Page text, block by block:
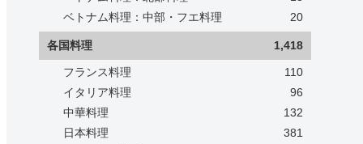
ベトナム料理：中部・フエ料理
20
各国料理 1,418
フランス料理
110
イタリア料理
96
中華料理
132
日本料理
381